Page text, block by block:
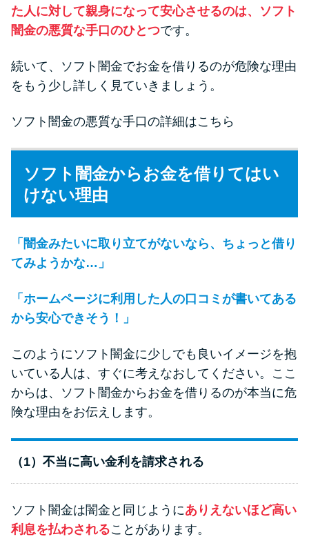
た人に対して親身になって安心させるのは、ソフト
闇金の悪質な手口のひとつです。
続いて、ソフト闇金でお金を借りるのが危険な理由
をもう少し詳しく見ていきましょう。
ソフト闇金の悪質な手口の詳細はこちら
ソフト闇金からお金を借りてはい
けない理由
「闇金みたいに取り立てがないなら、ちょっと借り
てみようかな…」
「ホームページに利用した人の口コミが書いてある
から安心できそう！」
このようにソフト闇金に少しでも良いイメージを抱
いている人は、すぐに考えなおしてください。ここ
からは、ソフト闇金からお金を借りるのが本当に危
険な理由をお伝えします。
（1）不当に高い金利を請求される
ソフト闇金は闇金と同じようにありえないほど高い
利息を払わされることがあります。